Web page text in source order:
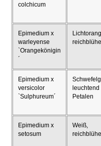
colchicum
Epimedium x
warleyense
`Orangekönigin
´
Epimedium x
versicolor
`Sulphureum´
Petalen
Epimedium x
setosum
Weiß,